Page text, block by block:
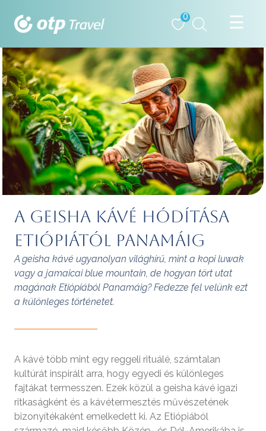
0
A geisha kávé hódítása
Etiópiától Panamáig
A geisha kávé ugyanolyan világhírű, mint a kopi luwak
vagy a jamaicai blue mountain, de hogyan tört utat
magának Etiópiából Panamáig? Fedezze fel velünk ezt
a különleges történetet.
A kávé több mint egy reggeli rituálé, számtalan
kultúrát inspirált arra, hogy egyedi és különleges
fajtákat termesszen. Ezek közül a geisha kávé igazi
ritkaságként és a kávétermesztés művészetének
bizonyítékaként emelkedett ki. Az Etiópiából